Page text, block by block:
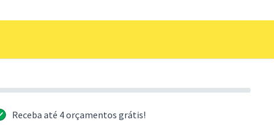
Receba até 4 orçamentos grátis!